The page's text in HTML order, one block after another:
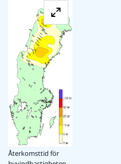
Återkomsttid för